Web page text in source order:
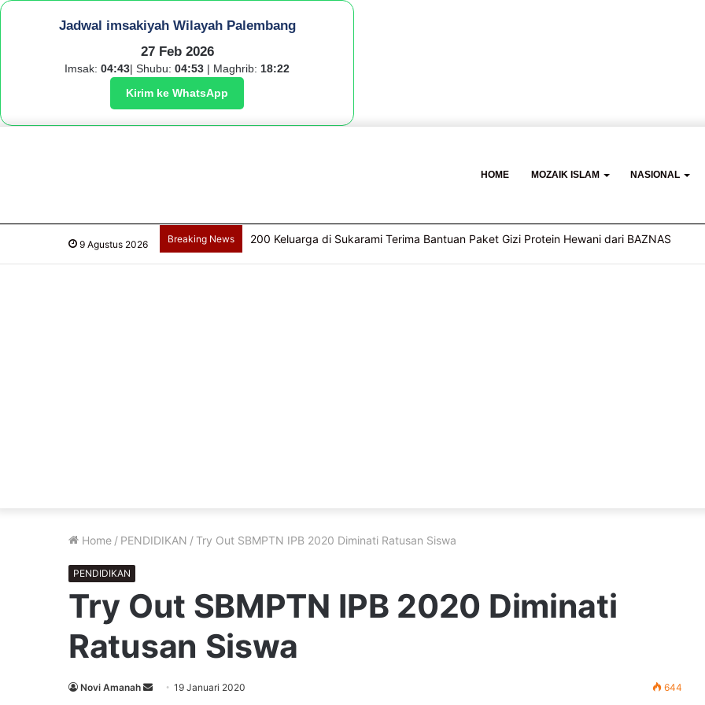
Jadwal imsakiyah Wilayah Palembang
27 Feb 2026
Imsak: 04:43| Shubu: 04:53 | Maghrib: 18:22
Kirim ke WhatsApp
HOME MOZAIK ISLAM NASIONAL
9 Agustus 2026 Breaking News 200 Keluarga di Sukarami Terima Bantuan Paket Gizi Protein Hewani dari BAZNAS
Home / PENDIDIKAN /Try Out SBMPTN IPB 2020 Diminati Ratusan Siswa
PENDIDIKAN
Try Out SBMPTN IPB 2020 Diminati
Ratusan Siswa
Novi Amanah
Send19 Januari 2020 644